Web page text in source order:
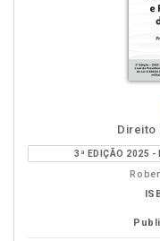
Direito
3ª EDIÇÃO 2025 -